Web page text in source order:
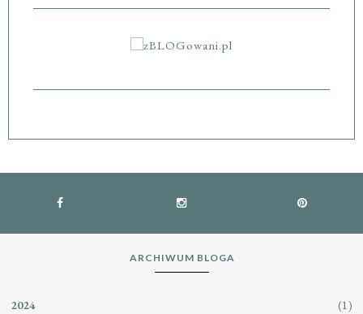
ARCHIWUM BLOGA
2024 (1)